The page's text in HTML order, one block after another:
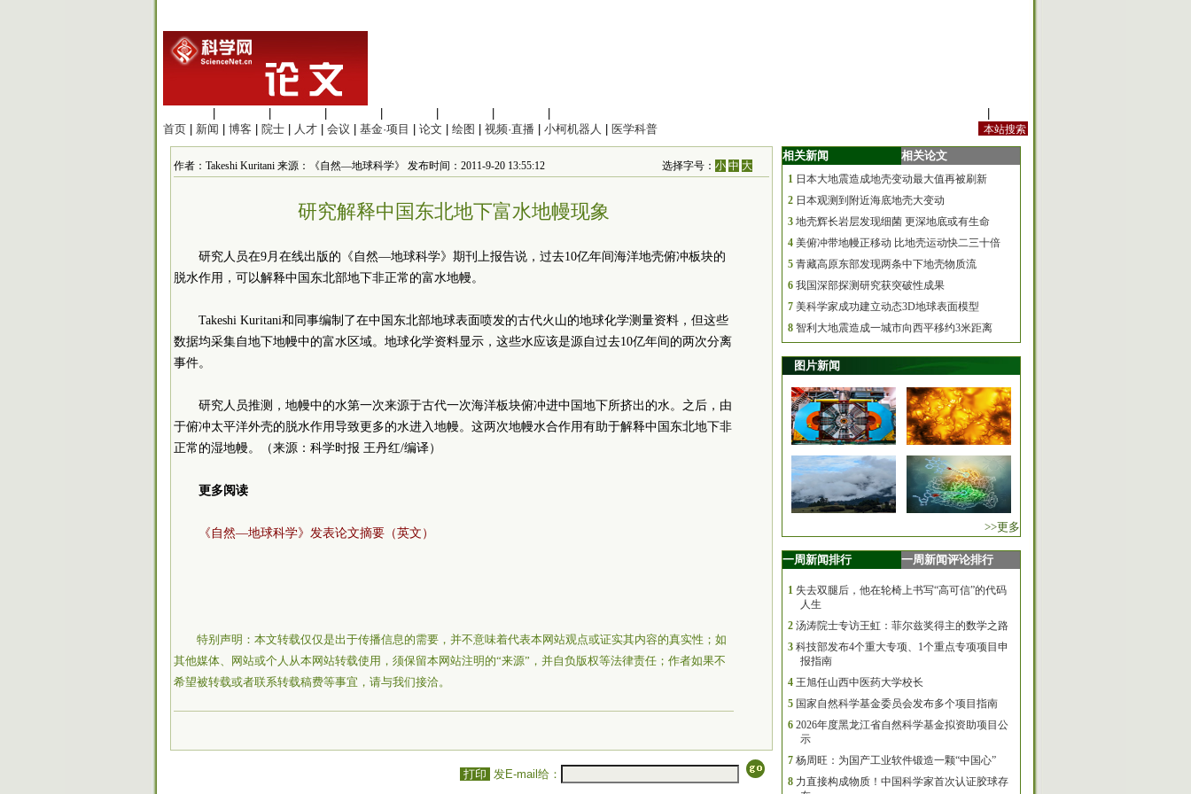
首页
新闻 博客 院士 人才 会议 基金·项目 论文 绘图 视频·直播 小柯机器人 医学科普
作者：Takeshi Kuritani 来源：《自然—地球科学》 发布时间：2011-9-20 13:55:12 选择字号：小 中 大
研究解释中国东北地下富水地幔现象
研究人员在9月在线出版的《自然—地球科学》期刊上报告说，过去10亿年间海洋地壳俯冲板块的
脱水作用，可以解释中国东北部地下非正常的富水地幔。
Takeshi Kuritani和同事编制了在中国东北部地球表面喷发的古代火山的地球化学测量资料，但这些
数据均采集自地下地幔中的富水区域。地球化学资料显示，这些水应该是源自过去10亿年间的两次分离
事件。
研究人员推测，地幔中的水第一次来源于古代一次海洋板块俯冲进中国地下所挤出的水。之后，由
于俯冲太平洋外壳的脱水作用导致更多的水进入地幔。这两次地幔水合作用有助于解释中国东北地下非
正常的湿地幔。（来源：科学时报 王丹红/编译）
更多阅读
《自然—地球科学》发表论文摘要（英文）
特别声明：本文转载仅仅是出于传播信息的需要，并不意味着代表本网站观点或证实其内容的真实性；如
其他媒体、网站或个人从本网站转载使用，须保留本网站注明的“来源”，并自负版权等法律责任；作者如果不
希望被转载或者联系转载稿费等事宜，请与我们接洽。
打印 发E-mail给：
相关新闻 相关论文
1 日本大地震造成地壳变动最大值再被刷新
2 日本观测到附近海底地壳大变动
3 地壳辉长岩层发现细菌 更深地底或有生命
4 美俯冲带地幔正移动 比地壳运动快二三十倍
5 青藏高原东部发现两条中下地壳物质流
6 我国深部探测研究获突破性成果
7 美科学家成功建立动态3D地球表面模型
8 智利大地震造成一城市向西平移约3米距离
图片新闻
>>更多
一周新闻排行 一周新闻评论排行
1 失去双腿后，他在轮椅上书写“高可信”的代码
人生
2 汤涛院士专访王虹：菲尔兹奖得主的数学之路
3 科技部发布4个重大专项、1个重点专项项目申
报指南
4 王旭任山西中医药大学校长
5 国家自然科学基金委员会发布多个项目指南
6 2026年度黑龙江省自然科学基金拟资助项目公
示
7 杨周旺：为国产工业软件锻造一颗“中国心”
8 力直接构成物质！中国科学家首次认证胶球存